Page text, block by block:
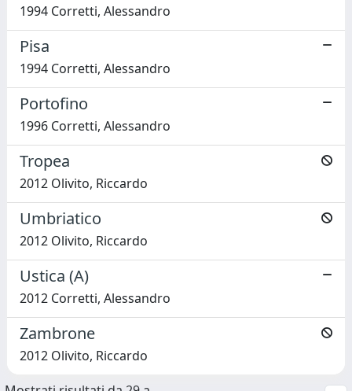
1994 Corretti, Alessandro
Pisa
1994 Corretti, Alessandro
Portofino
1996 Corretti, Alessandro
Tropea
2012 Olivito, Riccardo
Umbriatico
2012 Olivito, Riccardo
Ustica (A)
2012 Corretti, Alessandro
Zambrone
2012 Olivito, Riccardo